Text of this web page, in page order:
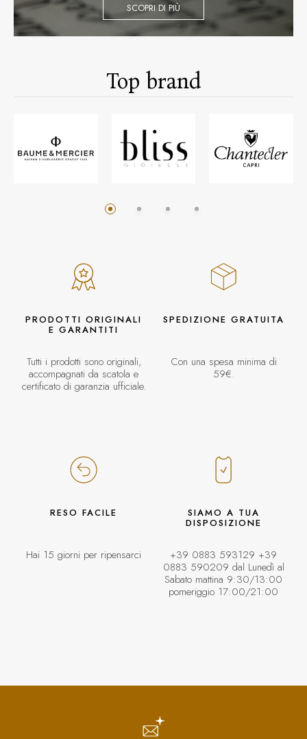
SCOPRI DI PIÙ
Top brand
PRODOTTI ORIGINALI
E GARANTITI
Tutti i prodotti sono originali,
accompagnati da scatola e
certificato di garanzia ufficiale.
SPEDIZIONE GRATUITA
Con una spesa minima di
59€.
RESO FACILE
Hai 15 giorni per ripensarci
SIAMO A TUA
DISPOSIZIONE
+39 0883 593129 +39
0883 590209 dal Lunedì al
Sabato mattina 9:30/13:00
pomeriggio 17:00/21:00